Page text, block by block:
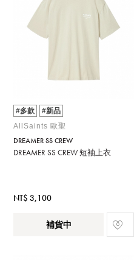
#多款
#新品
AllSaints 歐聖
DREAMER SS CREW
DREAMER SS CREW 短袖上衣
NT$ 3,100
補貨中